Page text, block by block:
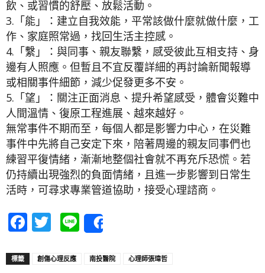
飲、或習慣的舒壓、放鬆活動。
3.「能」：建立自我效能，平常該做什麼就做什麼，工
作、家庭照常過，找回生活主控感。
4.「繫」：與同事、親友聯繫，感受彼此互相支持、身
邊有人照應。但暫且不宜反覆詳細的再討論新聞報導
或相關事件細節，減少促發更多不安。
5.「望」：關注正面消息、提升希望感受，體會災難中
人間溫情、復原工程進展、越來越好。
無常事件不期而至，每個人都是影響力中心，在災難
事件中先將自己安定下來，陪著周邊的親友同事們也
練習平復情緒，漸漸地整個社會就不再充斥恐慌。若
仍持續出現強烈的負面情緒，且進一步影響到日常生
活時，可尋求專業管道協助，接受心理諮商。
Facebook
Twitter
Line
標籤 創傷心理反應 南投醫院 心理師張瑋哲